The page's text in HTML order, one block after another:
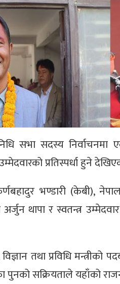
सभा सदस्य निर्वाचनमा
प्रतिस्पर्धा हुने
भण्डारी (केबी),
अर्जुन थापा र स्वतन्त्र
तथा प्रविधि मन्त्रीको
सक्रियताले यहाँको